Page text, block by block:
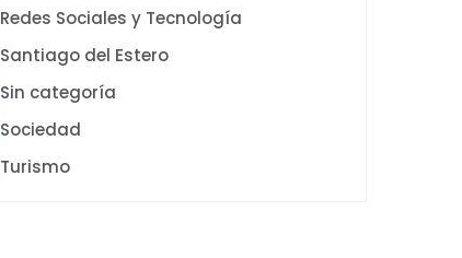
Redes Sociales y Tecnología
Santiago del Estero
Sin categoría
Sociedad
Turismo